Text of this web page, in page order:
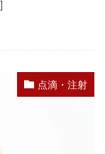
点滴・注射